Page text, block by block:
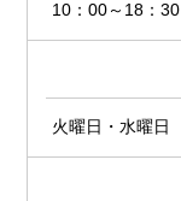
10：00～18：30
火曜日・水曜日